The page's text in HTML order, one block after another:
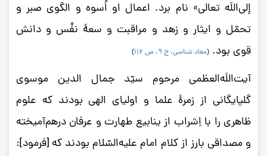
إلی‌اللَه تعالی» نام برد. اعمال او اُسوه و الگوی صبر و
تحمّل و ایثار و زهد و مراقبت و سعۀ نفْس و دانش
قوی بود. (معاد شناسی، ج 9، ص 116 )
آیت‌اللَه‌العظمی مرحوم سیّد جمال‌ الدین موسوی
گلپایگانی از زمرۀ علما و اولیای الهی‌ بودند که علوم
ظاهری را با اِشراب از ینابیع طهارت و عرفان درهم‌آمیخته
و مصداقی بارز از کلام امام علیه‌السّلام بودند که [فرمود]: